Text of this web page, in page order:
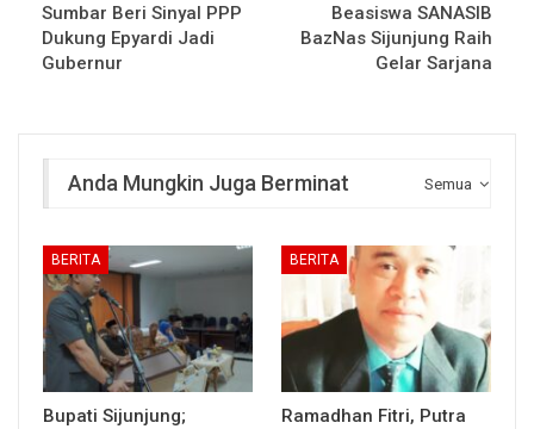
Sumbar Beri Sinyal PPP
Dukung Epyardi Jadi
Gubernur
Beasiswa SANASIB
BazNas Sijunjung Raih
Gelar Sarjana
Semua
Anda Mungkin Juga Berminat
BERITA
Bupati Sijunjung;
BERITA
Ramadhan Fitri, Putra